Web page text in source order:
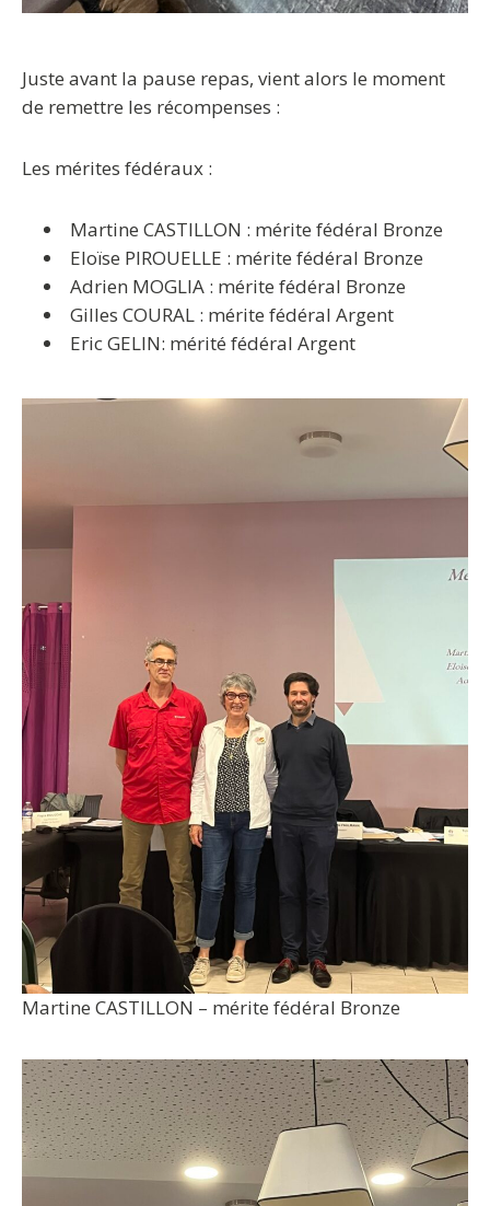
Juste avant la pause repas, vient alors le moment
de remettre les récompenses :
Les mérites fédéraux :
Martine CASTILLON : mérite fédéral Bronze
Eloïse PIROUELLE : mérite fédéral Bronze
Adrien MOGLIA : mérite fédéral Bronze
Gilles COURAL : mérite fédéral Argent
Eric GELIN: mérité fédéral Argent
Martine CASTILLON – mérite fédéral Bronze